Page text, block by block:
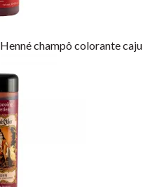
Henné champô colorante caju